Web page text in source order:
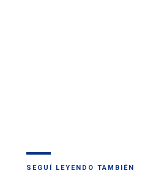
SEGUÍ LEYENDO TAMBIÉN